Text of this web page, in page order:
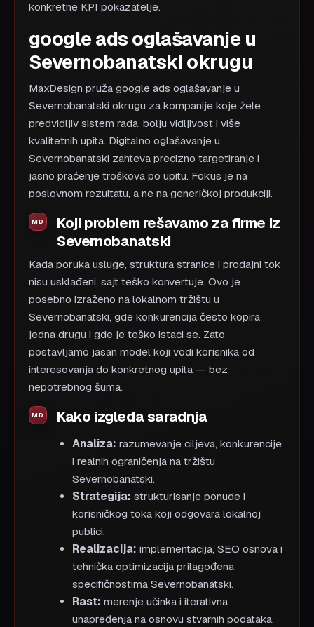
konkretne KPI pokazatelje.
google ads oglašavanje u
Severnobanatski okrugu
MaxDesign pruža google ads oglašavanje u
Severnobanatski okrugu za kompanije koje žele
predvidljiv sistem rada, bolju vidljivost i više
kvalitetnih upita. Digitalno oglašavanje u
Severnobanatski zahteva precizno targetiranje i
jasno praćenje troškova po upitu. Fokus je na
poslovnom rezultatu, a ne na generičkoj produkciji.
Koji problem rešavamo za firme iz
Severnobanatski
Kada poruka usluge, struktura stranice i prodajni tok
nisu usklađeni, sajt teško konvertuje. Ovo je
posebno izraženo na lokalnom tržištu u
Severnobanatski, gde konkurencija često kopira
jedna drugu i gde je teško istaci se. Zato
postavljamo jasan model koji vodi korisnika od
interesovanja do konkretnog upita — bez
nepotrebnog šuma.
Kako izgleda saradnja
Analiza: razumevanje ciljeva, konkurencije
i realnih ograničenja na tržištu
Severnobanatski.
Strategija: strukturisanje ponude i
korisničkog toka koji odgovara lokalnoj
publici.
Realizacija: implementacija, SEO osnova i
tehnička optimizacija prilagođena
specifičnostima Severnobanatski.
Rast: merenje učinka i iterativna
unapređenja na osnovu stvarnih podataka.